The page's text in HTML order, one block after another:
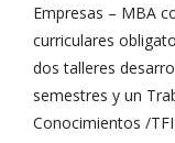
Empresas – MBA
curriculares
dos talleres
semestres y un
Conocimientos /